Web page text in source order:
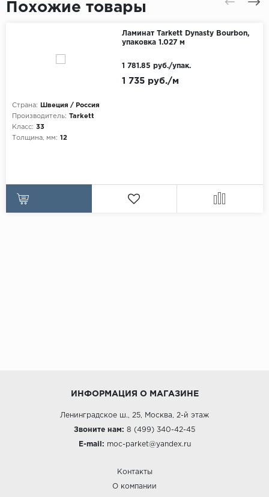
Похожие товары
Ламинат Tarkett Dynasty Bourbon,
упаковка 1.027 м
Страна:
Швеция / Россия
Производитель: Tarkett
Класс: 33
Толщина, мм: 12
1 735 руб./м
1 781.85 руб./упак.
ИНФОРМАЦИЯ О МАГАЗИНЕ
Ленинградское ш., 25, Москва, 2-й этаж
Звоните нам: 8 (499) 340-42-45
E-mail: moc-parket@yandex.ru
Контакты
О компании